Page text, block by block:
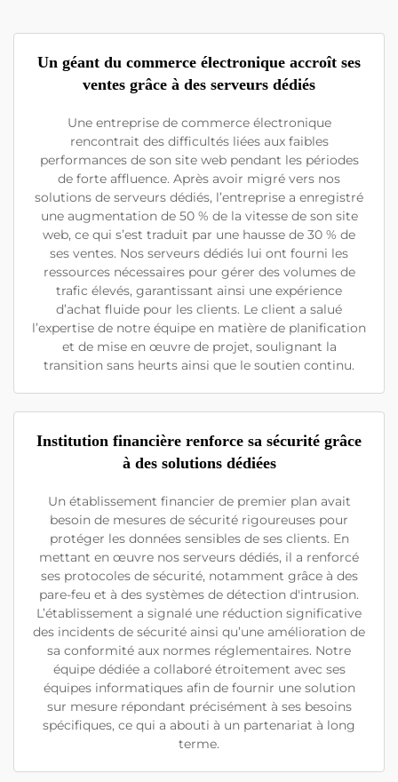
Un géant du commerce électronique accroît ses
ventes grâce à des serveurs dédiés
Une entreprise de commerce électronique
rencontrait des difficultés liées aux faibles
performances de son site web pendant les périodes
de forte affluence. Après avoir migré vers nos
solutions de serveurs dédiés, l’entreprise a enregistré
une augmentation de 50 % de la vitesse de son site
web, ce qui s’est traduit par une hausse de 30 % de
ses ventes. Nos serveurs dédiés lui ont fourni les
ressources nécessaires pour gérer des volumes de
trafic élevés, garantissant ainsi une expérience
d’achat fluide pour les clients. Le client a salué
l’expertise de notre équipe en matière de planification
et de mise en œuvre de projet, soulignant la
transition sans heurts ainsi que le soutien continu.
Institution financière renforce sa sécurité grâce
à des solutions dédiées
Un établissement financier de premier plan avait
besoin de mesures de sécurité rigoureuses pour
protéger les données sensibles de ses clients. En
mettant en œuvre nos serveurs dédiés, il a renforcé
ses protocoles de sécurité, notamment grâce à des
pare-feu et à des systèmes de détection d'intrusion.
L’établissement a signalé une réduction significative
des incidents de sécurité ainsi qu’une amélioration de
sa conformité aux normes réglementaires. Notre
équipe dédiée a collaboré étroitement avec ses
équipes informatiques afin de fournir une solution
sur mesure répondant précisément à ses besoins
spécifiques, ce qui a abouti à un partenariat à long
terme.